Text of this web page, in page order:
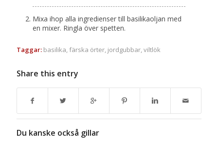
Mixa ihop alla ingredienser till basilikaoljan med
en mixer. Ringla över spetten.
Taggar: basilika,färska örter, jordgubbar,viltlök
Share this entry
Du kanske också gillar